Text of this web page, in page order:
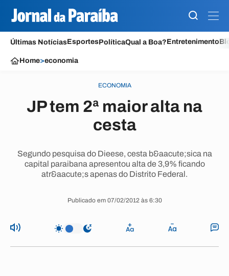
Últimas NotíciasEsportesPolíticaQual a Boa?Entretenimento
Home>economia
ECONOMIA
JP tem 2ª maior alta na
cesta
Segundo pesquisa do Dieese, cesta b&aacute;sica na
capital paraibana apresentou alta de 3,9% ficando
atr&aacute;s apenas do Distrito Federal.
Publicado em 07/02/2012 às 6:30